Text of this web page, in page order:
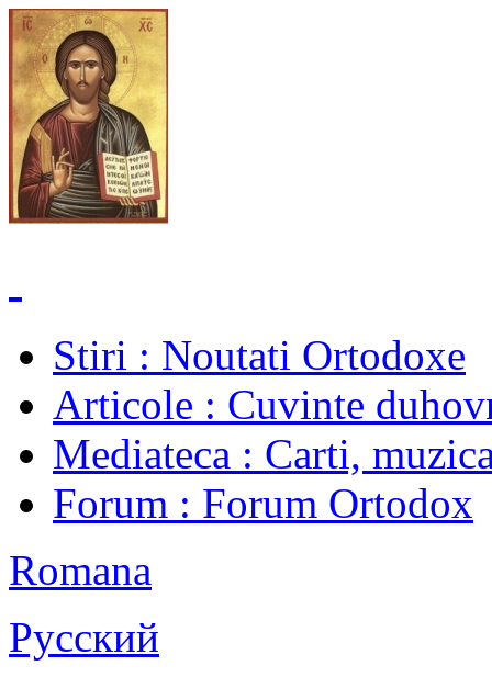
Stiri : Noutati Ortodoxe
Articole : Cuvinte
Mediateca : Carti,
Forum : Forum Ortodox
Romana
Русский